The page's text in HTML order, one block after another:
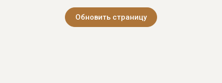
Обновить страницу